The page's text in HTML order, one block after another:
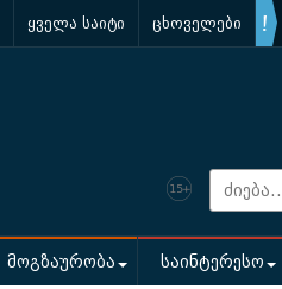
ყველა საიტი ცხოველები
მოგზაურობა საინტერესო